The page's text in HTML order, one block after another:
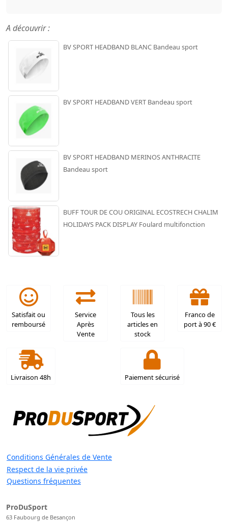
A découvrir :
BV SPORT HEADBAND BLANC Bandeau sport
BV SPORT HEADBAND VERT Bandeau sport
BV SPORT HEADBAND MERINOS ANTHRACITE
Bandeau sport
BUFF TOUR DE COU ORIGINAL ECOSTRECH CHALIM
HOLIDAYS PACK DISPLAY Foulard multifonction
Satisfait ou
remboursé
Service
Après
Vente
Tous les
articles en
stock
Franco de
port à 90 €
Livraison 48h Paiement sécurisé
Conditions Générales de Vente
Respect de la vie privée
Questions fréquentes
ProDuSport
63 Faubourg de Besançon